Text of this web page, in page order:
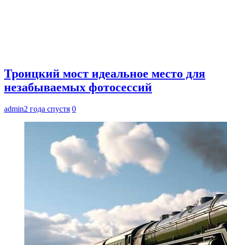
Троицкий мост идеальное место для
незабываемых фотосессий
admin2 года спустя 0